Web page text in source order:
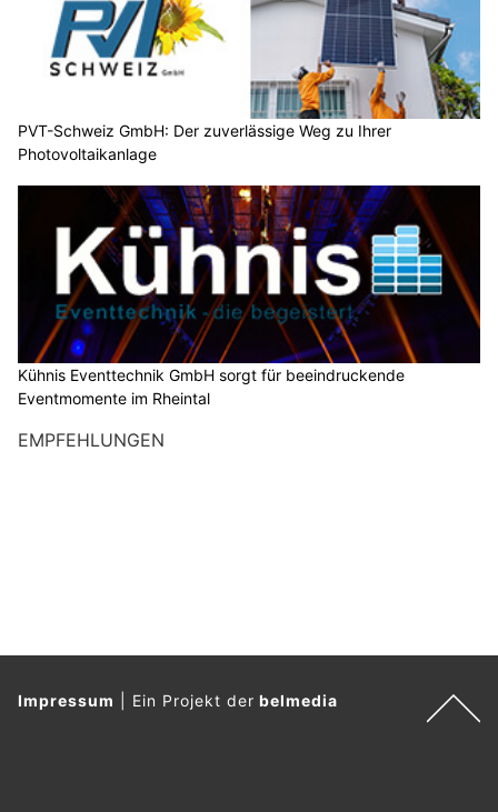
PVT-Schweiz GmbH: Der zuverlässige Weg zu Ihrer
Photovoltaikanlage
Kühnis Eventtechnik GmbH sorgt für beeindruckende
Eventmomente im Rheintal
EMPFEHLUNGEN
Impressum Ein Projekt derbelmedia